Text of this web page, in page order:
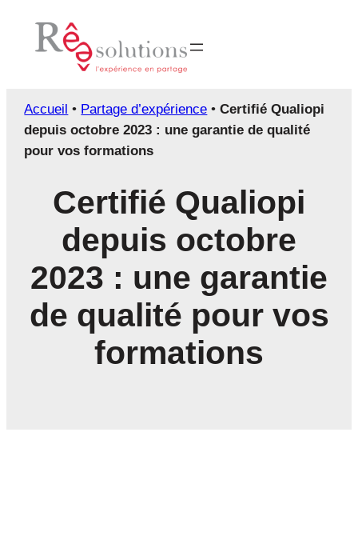
contenu
Accueil • Partage d’expérience •Certifié Qualiopi
depuis octobre 2023 : une garantie de qualité
pour vos formations
Certifié Qualiopi
depuis octobre
2023 : une garantie
de qualité pour vos
formations